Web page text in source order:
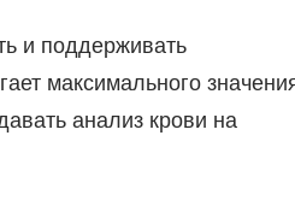
и поддерживать
максимального
анализ крови на